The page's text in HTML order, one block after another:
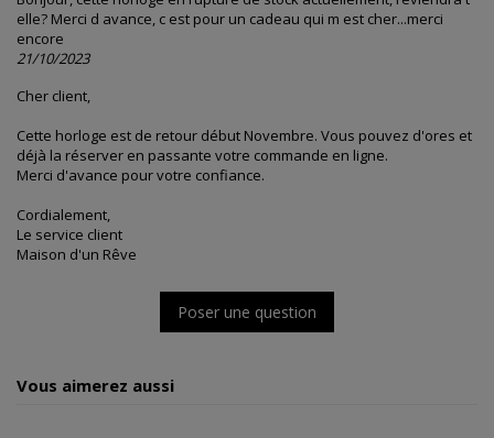
elle? Merci d avance, c est pour un cadeau qui m est cher...merci
encore
21/10/2023
Cher client,
Cette horloge est de retour début Novembre. Vous pouvez d'ores et
déjà la réserver en passante votre commande en ligne.
Merci d'avance pour votre confiance.
Cordialement,
Le service client
Maison d'un Rêve
Poser une question
Vous aimerez aussi